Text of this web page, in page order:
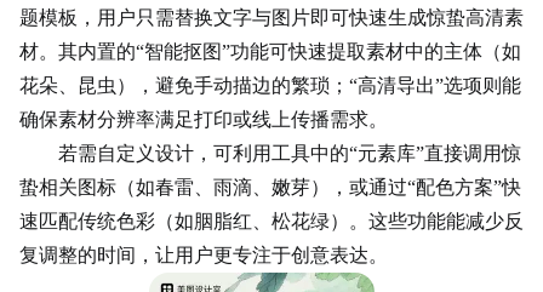
题模板，用户只需替换文字与图片即可快速生成惊蛰高清素
材。其内置的“智能抠图”功能可快速提取素材中的主体（如
花朵、昆虫），避免手动描边的繁琐；“高清导出”选项则能
确保素材分辨率满足打印或线上传播需求。
若需自定义设计，可利用工具中的“元素库”直接调用惊
蛰相关图标（如春雷、雨滴、嫩芽），或通过“配色方案”快
速匹配传统色彩（如胭脂红、松花绿）。这些功能能减少反
复调整的时间，让用户更专注于创意表达。